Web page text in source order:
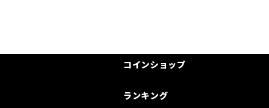
コインショップ
ランキング